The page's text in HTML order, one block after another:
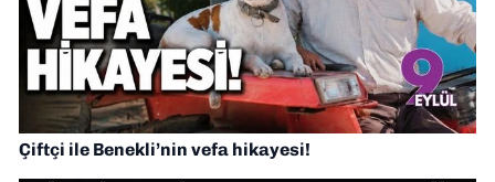
Çiftçi ile Benekli’nin vefa hikayesi!